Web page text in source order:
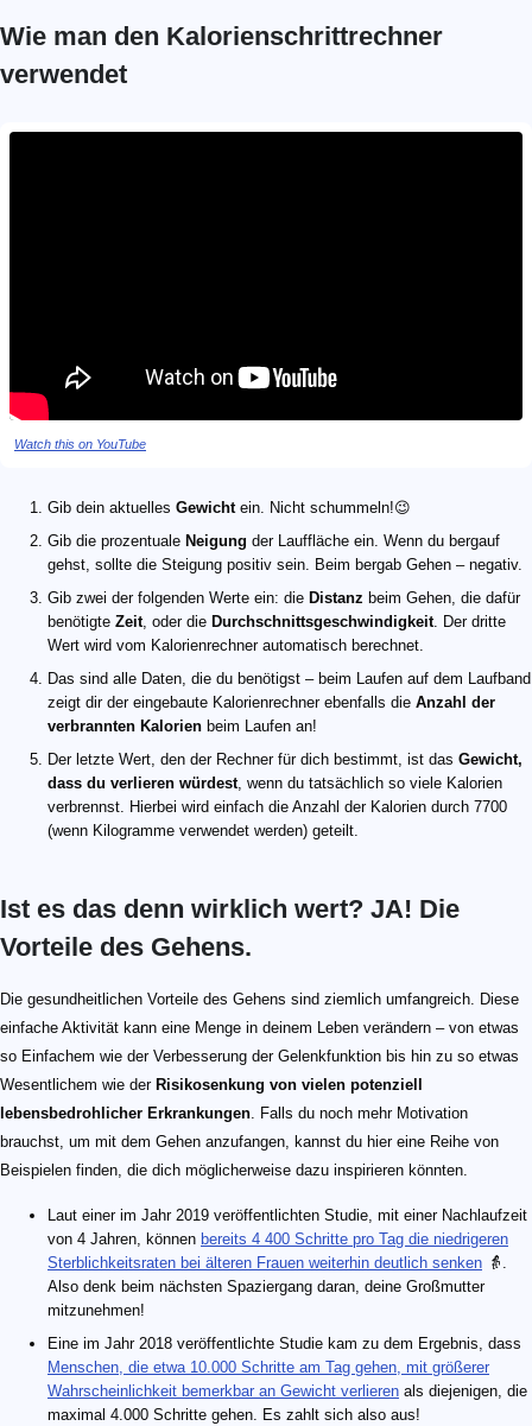
Wie man den Kalorienschrittrechner
verwendet
Watch this on YouTube
Gib dein aktuelles Gewichtein. Nicht schummeln!😉
Gib die prozentuale Neigung der Lauffläche ein. Wenn du bergauf
gehst, sollte die Steigung positiv sein. Beim bergab Gehen – negativ.
Gib zwei der folgenden Werte ein: die Distanz beim Gehen, die dafür
benötigte Zeit, oder die Durchschnittsgeschwindigkeit. Der dritte
Wert wird vom Kalorienrechner automatisch berechnet.
Das sind alle Daten, die du benötigst – beim Laufen auf dem Laufband
zeigt dir der eingebaute Kalorienrechner ebenfalls die Anzahl der
verbrannten Kalorien beim Laufen an!
Der letzte Wert, den der Rechner für dich bestimmt, ist das Gewicht,
dass du verlieren würdest, wenn du tatsächlich so viele Kalorien
verbrennst. Hierbei wird einfach die Anzahl der Kalorien durch 7700
(wenn Kilogramme verwendet werden) geteilt.
Ist es das denn wirklich wert? JA! Die
Vorteile des Gehens.
Die gesundheitlichen Vorteile des Gehens sind ziemlich umfangreich. Diese
einfache Aktivität kann eine Menge in deinem Leben verändern – von etwas
so Einfachem wie der Verbesserung der Gelenkfunktion bis hin zu so etwas
Wesentlichem wie der Risikosenkung von vielen potenziell
lebensbedrohlicher Erkrankungen. Falls du noch mehr Motivation
brauchst, um mit dem Gehen anzufangen, kannst du hier eine Reihe von
Beispielen finden, die dich möglicherweise dazu inspirieren könnten.
Laut einer im Jahr 2019 veröffentlichten Studie, mit einer Nachlaufzeit
von 4 Jahren, können bereits 4 400 Schritte pro Tag die niedrigeren
Sterblichkeitsraten bei älteren Frauen weiterhin deutlich senken 👵.
Also denk beim nächsten Spaziergang daran, deine Großmutter
mitzunehmen!
Eine im Jahr 2018 veröffentlichte Studie kam zu dem Ergebnis, dass
Menschen, die etwa 10.000 Schritte am Tag gehen, mit größerer
Wahrscheinlichkeit bemerkbar an Gewicht verlieren als diejenigen, die
maximal 4.000 Schritte gehen. Es zahlt sich also aus!